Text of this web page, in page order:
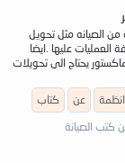
الصيانه مثل تحويل
العمليات عليها .ايضا
يحتاج الى تحويلات
انظمة عن
كتاب
كتب الصيانة